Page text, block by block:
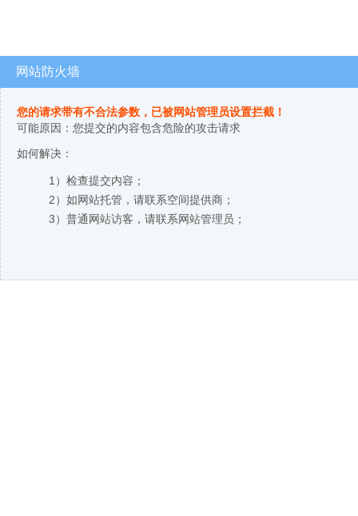
网站防火墙
您的请求带有不合法参数，已被网站管理员设置拦截！
可能原因：您提交的内容包含危险的攻击请求
如何解决：
1）检查提交内容；
2）如网站托管，请联系空间提供商；
3）普通网站访客，请联系网站管理员；